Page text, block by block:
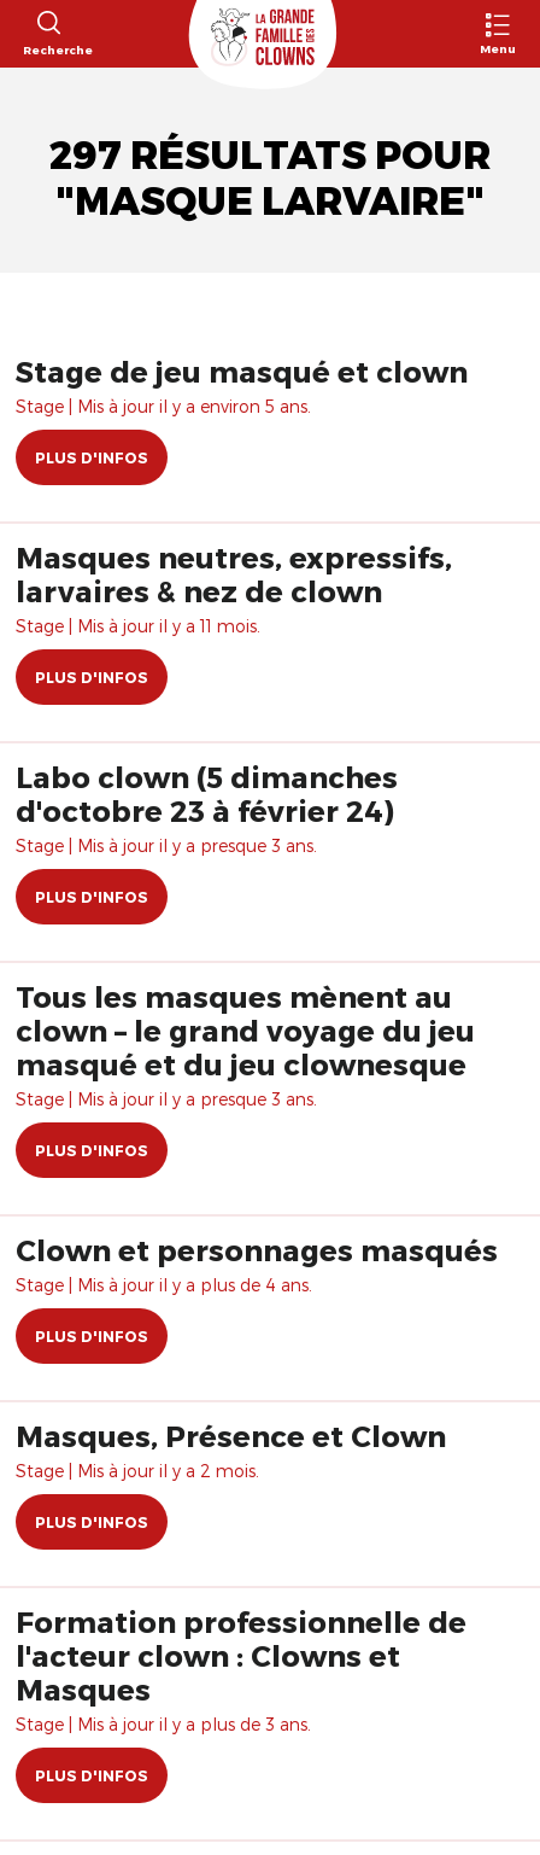
Recherche Menu
297 RÉSULTATS POUR
"MASQUE LARVAIRE"
Stage de jeu masqué et clown
Stage | Mis à jour il y a environ 5 ans.
PLUS D'INFOS
Masques neutres, expressifs,
larvaires & nez de clown
Stage | Mis à jour il y a 11 mois.
PLUS D'INFOS
Labo clown (5 dimanches
d'octobre 23 à février 24)
Stage | Mis à jour il y a presque 3 ans.
PLUS D'INFOS
Tous les masques mènent au
clown – le grand voyage du jeu
masqué et du jeu clownesque
Stage | Mis à jour il y a presque 3 ans.
PLUS D'INFOS
Clown et personnages masqués
Stage | Mis à jour il y a plus de 4 ans.
PLUS D'INFOS
Masques, Présence et Clown
Stage | Mis à jour il y a 2 mois.
PLUS D'INFOS
Formation professionnelle de
l'acteur clown : Clowns et
Masques
Stage | Mis à jour il y a plus de 3 ans.
PLUS D'INFOS